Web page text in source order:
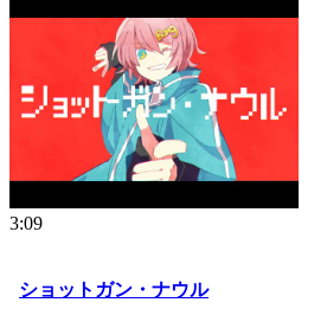
3:09
ショットガン・ナウル